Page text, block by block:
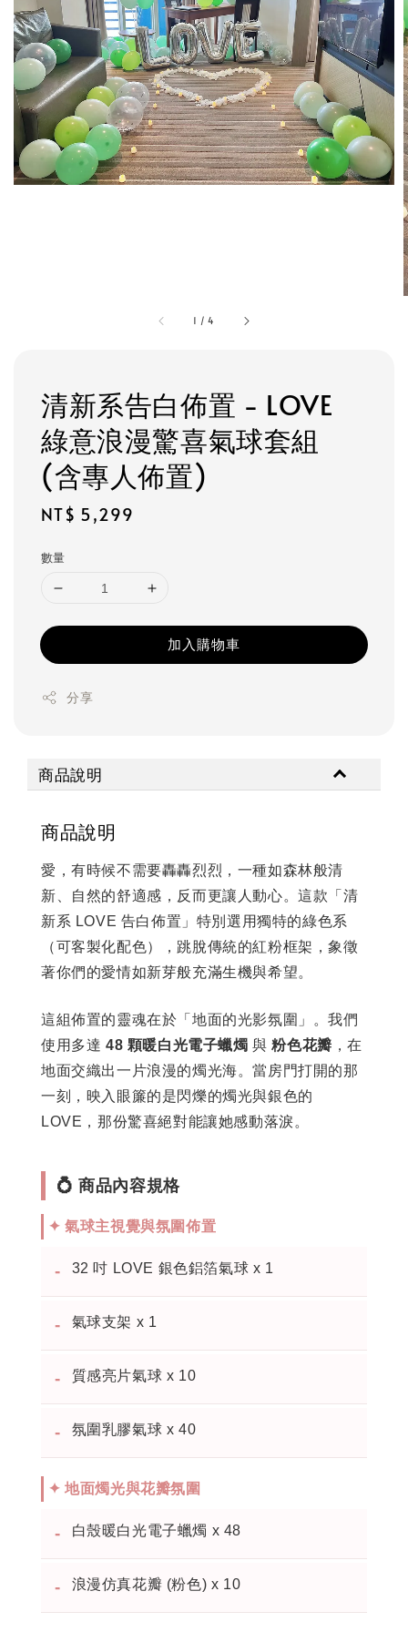
1 /4
清新系告白佈置 - LOVE
綠意浪漫驚喜氣球套組
(含專人佈置)
Regular
NT$ 5,299
數量
加入購物車
分享
商品說明
商品說明
愛，有時候不需要轟轟烈烈，一種如森林般清
新、自然的舒適感，反而更讓人動心。這款「清
新系 LOVE 告白佈置」特別選用獨特的綠色系
（可客製化配色），跳脫傳統的紅粉框架，象徵
著你們的愛情如新芽般充滿生機與希望。
這組佈置的靈魂在於「地面的光影氛圍」。我們
使用多達 48 顆暖白光電子蠟燭 與粉色花瓣 ，在
地面交織出一片浪漫的燭光海。當房門打開的那
一刻，映入眼簾的是閃爍的燭光與銀色的
LOVE，那份驚喜絕對能讓她感動落淚。
💍 商品內容規格
✦ 氣球主視覺與氛圍佈置
- 32 吋 LOVE 銀色鋁箔氣球 x 1
- 氣球支架 x 1
- 質感亮片氣球 x 10
- 氛圍乳膠氣球 x 40
✦ 地面燭光與花瓣氛圍
- 白殼暖白光電子蠟燭 x 48
- 浪漫仿真花瓣 (粉色) x 10